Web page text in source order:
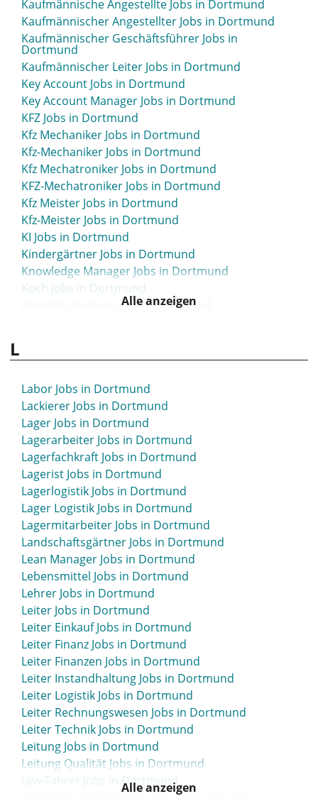
Kaufmännische Angestellte Jobs in Dortmund
Kaufmännischer Angestellter Jobs in Dortmund
Kaufmännischer Geschäftsführer Jobs in
Dortmund
Kaufmännischer Leiter Jobs in Dortmund
Key Account Jobs in Dortmund
Key Account Manager Jobs in Dortmund
KFZ Jobs in Dortmund
Kfz Mechaniker Jobs in Dortmund
Kfz-Mechaniker Jobs in Dortmund
Kfz Mechatroniker Jobs in Dortmund
KFZ-Mechatroniker Jobs in Dortmund
Kfz Meister Jobs in Dortmund
Kfz-Meister Jobs in Dortmund
KI Jobs in Dortmund
Kindergärtner Jobs in Dortmund
Knowledge Manager Jobs in Dortmund
Koch Jobs in Dortmund
Kommissionierer Jobs in Dortmund
Konstrukteur Maschinenbau Jobs in Dortmund
Kraftfahrer Jobs in Dortmund
Krankenpfleger Jobs in Dortmund
Krankenschwester Jobs in Dortmund
Küchenchef Jobs in Dortmund
Küchenhilfe Jobs in Dortmund
Küchenleiter Jobs in Dortmund
Kundenberatung Jobs in Dortmund
Kundenbetreuung Jobs in Dortmund
Kundenservice Jobs in Dortmund
Kunst Jobs in Dortmund
Alle anzeigen
L
Labor Jobs in Dortmund
Lackierer Jobs in Dortmund
Lager Jobs in Dortmund
Lagerarbeiter Jobs in Dortmund
Lagerfachkraft Jobs in Dortmund
Lagerist Jobs in Dortmund
Lagerlogistik Jobs in Dortmund
Lager Logistik Jobs in Dortmund
Lagermitarbeiter Jobs in Dortmund
Landschaftsgärtner Jobs in Dortmund
Lean Manager Jobs in Dortmund
Lebensmittel Jobs in Dortmund
Lehrer Jobs in Dortmund
Leiter Jobs in Dortmund
Leiter Einkauf Jobs in Dortmund
Leiter Finanz Jobs in Dortmund
Leiter Finanzen Jobs in Dortmund
Leiter Instandhaltung Jobs in Dortmund
Leiter Logistik Jobs in Dortmund
Leiter Rechnungswesen Jobs in Dortmund
Leiter Technik Jobs in Dortmund
Leitung Jobs in Dortmund
Leitung Qualität Jobs in Dortmund
Lkw-Fahrer Jobs in Dortmund
Lkw Fahrer Nahverkehr Jobs in Dortmund
Alle anzeigen